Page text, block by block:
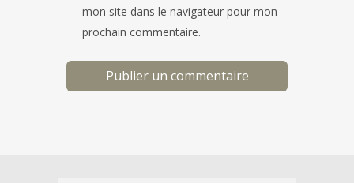
mon site dans le navigateur pour mon
prochain commentaire.